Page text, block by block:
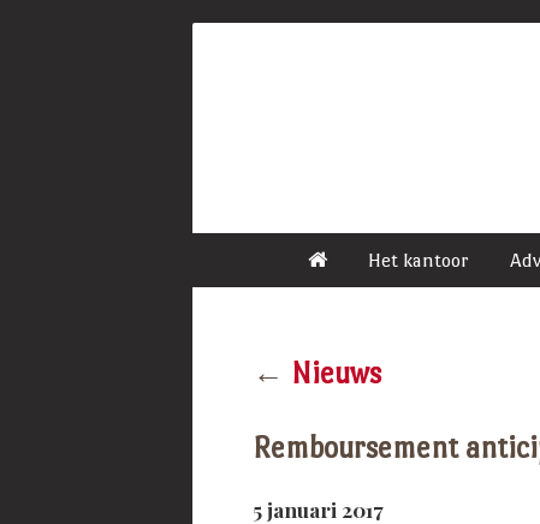
Het kantoor
← Nieuws
Remboursement
5 januari 2017